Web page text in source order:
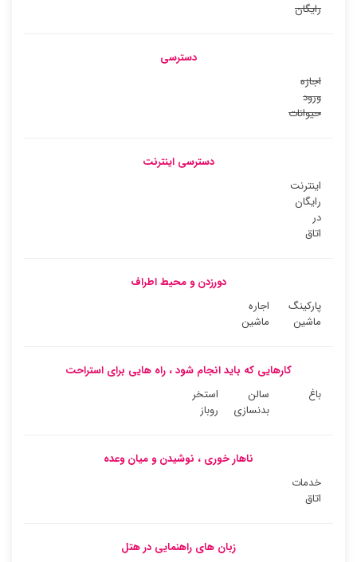
رایگان
دسترسی
اجازه
ورود
حیوانات
دسترسی اینترنت
اینترنت
رایگان
در
اتاق
دورزدن و محیط اطراف
پارکینگ
ماشین
اجاره
ماشین
کارهایی که باید انجام شود ، راه هایی برای استراحت
باغ
سالن
بدنسازی
استخر
روباز
ناهار خوری ، نوشیدن و میان وعده
خدمات
اتاق
زبان های راهنمایی در هتل